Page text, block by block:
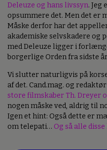
Deleuze og hans livssyn. Jeg
opsummere det. Men det
Måske derfor har det
akademiske selvskadere og
med Deleuze ligger i
borgerlige Orden fra sidste
Vi slutter naturligvis på
af det. Cand.mag. og
store filmskaber Th. Dreyer
nogen måske ved, aldrig til
Igen et hint: Også dette er
om telepati… Og så alle